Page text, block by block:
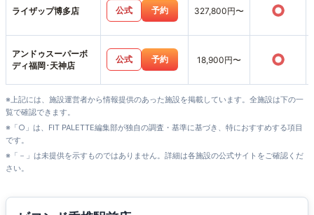
ライザップ博多店 公式 予約 327,800円〜 ○
アンドゥスーパーボ
ディ福岡･天神店
公式 予約 18,900円〜 ○
※上記には、施設運営者から情報提供のあった施設を掲載しています。全施設は下の一
覧で確認できます。
※「○」は、FIT PALETTE編集部が独自の調査・基準に基づき、特におすすめする項目
です。
※「－」は未提供を示すものではありません。詳細は各施設の公式サイトをご確認くだ
さい。